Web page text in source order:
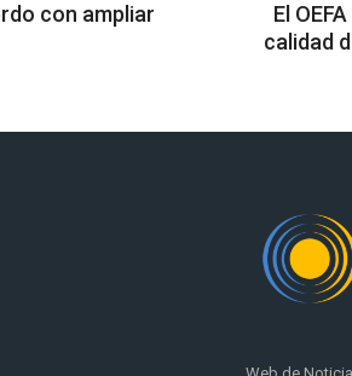
con ampliar
El
calidad